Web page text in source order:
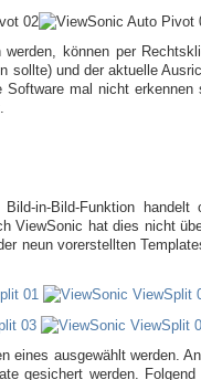
können per
sollte) und der aktuelle
mal nicht
in-Bild-Funktion handelt
ViewSonic hat dies nicht
neun vorerstellten
eines ausgewählt werden.
gesichert werden.